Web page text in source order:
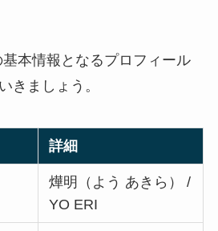
本情報となるプロフィール
きましょう。
詳細
燁明（よう あきら） /
YO ERI